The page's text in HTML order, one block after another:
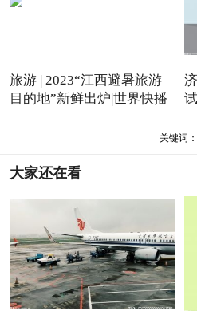
旅游 | 2023“江西避暑旅游
目的地”新鲜出炉|世界快播
关键词：
大家还在看